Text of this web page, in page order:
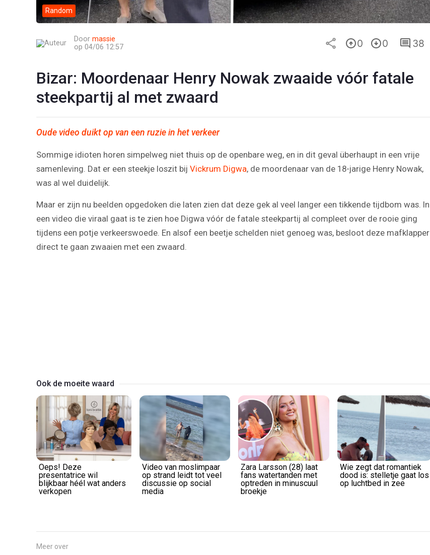
Random
Door massie
op 04/06 12:57
0 0 38
Bizar: Moordenaar Henry Nowak zwaaide vóór fatale
steekpartij al met zwaard
Oude video duikt op van een ruzie in het verkeer
Sommige idioten horen simpelweg niet thuis op de openbare weg, en in dit geval überhaupt in een vrije
samenleving. Dat er een steekje loszit bij Vickrum Digwa, de moordenaar van de 18-jarige Henry Nowak,
was al wel duidelijk.
Maar er zijn nu beelden opgedoken die laten zien dat deze gek al veel langer een tikkende tijdbom was. In
een video die viraal gaat is te zien hoe Digwa vóór de fatale steekpartij al compleet over de rooie ging
tijdens een potje verkeerswoede. En alsof een beetje schelden niet genoeg was, besloot deze mafklapper
direct te gaan zwaaien met een zwaard.
Play
Video
Ook de moeite waard
Oeps! Deze
presentatrice wil
blijkbaar héél wat anders
verkopen
Video van moslimpaar
op strand leidt tot veel
discussie op social
media
Zara Larsson (28) laat
fans watertanden met
optreden in minuscuul
broekje
Wie zegt dat romantiek
dood is: stelletje gaat los
op luchtbed in zee
Meer over